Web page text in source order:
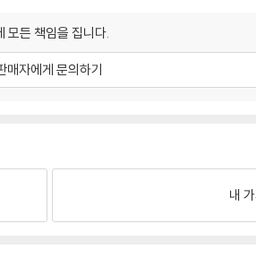
모든 책임을 집니다.
매자에게 문의하기
내